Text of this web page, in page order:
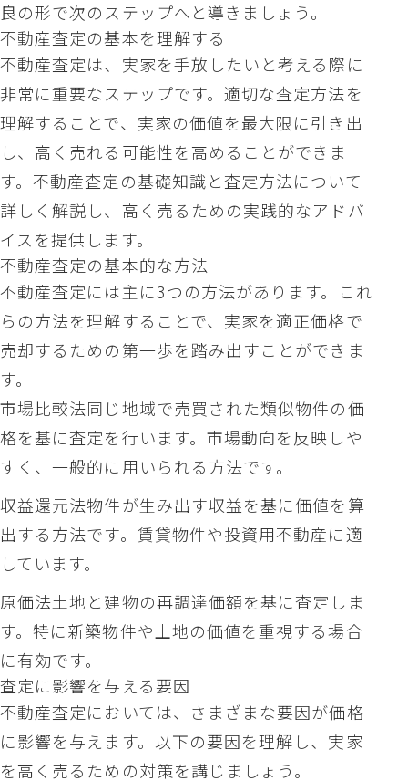
良の形で次のステップへと導きましょう。
不動産査定の基本を理解する
不動産査定は、実家を手放したいと考える際に
非常に重要なステップです。適切な査定方法を
理解することで、実家の価値を最大限に引き出
し、高く売れる可能性を高めることができま
す。不動産査定の基礎知識と査定方法について
詳しく解説し、高く売るための実践的なアドバ
イスを提供します。
不動産査定の基本的な方法
不動産査定には主に3つの方法があります。これ
らの方法を理解することで、実家を適正価格で
売却するための第一歩を踏み出すことができま
す。
市場比較法同じ地域で売買された類似物件の価
格を基に査定を行います。市場動向を反映しや
すく、一般的に用いられる方法です。
収益還元法物件が生み出す収益を基に価値を算
出する方法です。賃貸物件や投資用不動産に適
しています。
原価法土地と建物の再調達価額を基に査定しま
す。特に新築物件や土地の価値を重視する場合
に有効です。
査定に影響を与える要因
不動産査定においては、さまざまな要因が価格
に影響を与えます。以下の要因を理解し、実家
を高く売るための対策を講じましょう。